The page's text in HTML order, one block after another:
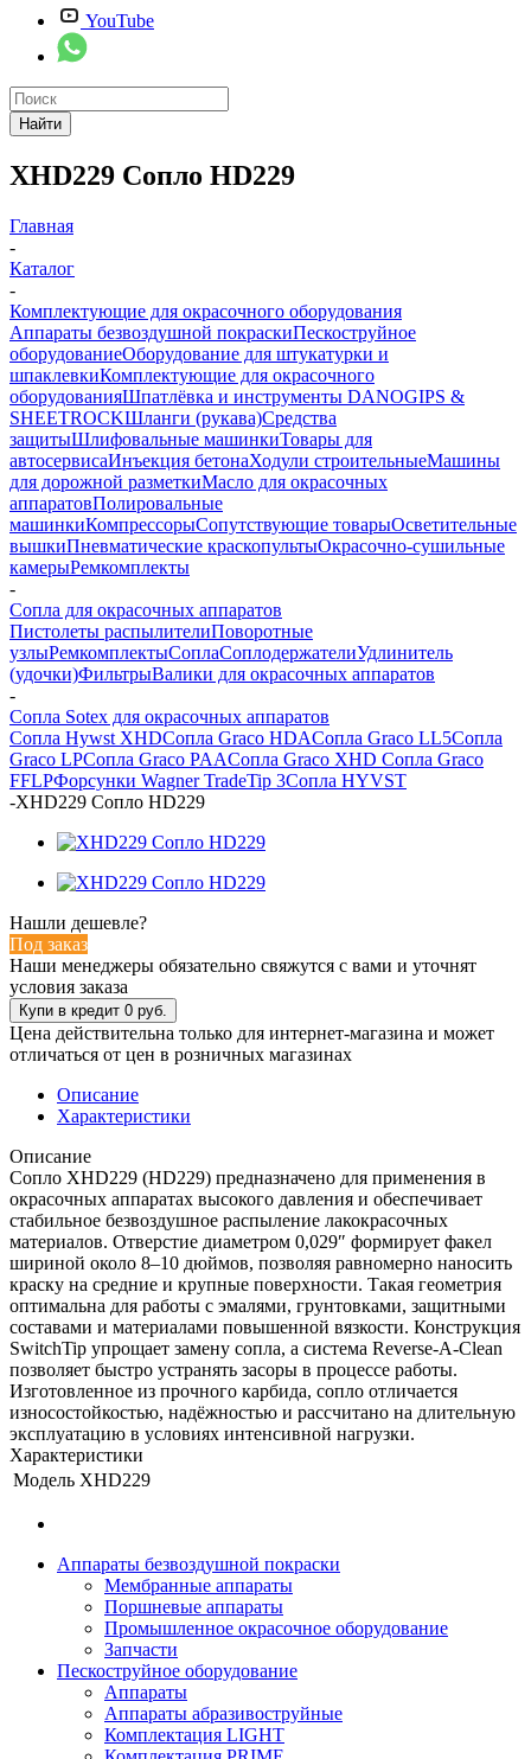
YouTube
Найти
XHD229 Сопло HD229
Главная
-
Каталог
-
Комплектующие для окрасочного оборудования
Аппараты безвоздушной покраскиПескоструйное
оборудованиеОборудование для штукатурки и
шпаклевкиКомплектующие для окрасочного
оборудованияШпатлёвка и инструменты DANOGIPS &
SHEETROCKШланги (рукава)Средства
защитыШлифовальные машинкиТовары для
автосервисаИнъекция бетонаХодули строительныеМашины
для дорожной разметкиМасло для окрасочных
аппаратовПолировальные
машинкиКомпрессорыСопутствующие товарыОсветительные
вышкиПневматические краскопультыОкрасочно-сушильные
камерыРемкомплекты
-
Сопла для окрасочных аппаратов
Пистолеты распылителиПоворотные
узлыРемкомплектыСоплаСоплодержателиУдлинитель
(удочки)ФильтрыВалики для окрасочных аппаратов
-
Сопла Sotex для окрасочных аппаратов
Сопла Hywst XHDСопла Graco HDAСопла Graco LL5Сопла
Graco LPСопла Graco PAAСопла Graco XHD Сопла Graco
FFLPФорсунки Wagner TradeTip 3Сопла HYVST
-XHD229 Сопло HD229
Нашли дешевле?
Под заказ
Наши менеджеры обязательно свяжутся с вами и уточнят
условия заказа
Цена действительна только для интернет-магазина и может
отличаться от цен в розничных магазинах
Описание
Характеристики
Описание
Сопло XHD229 (HD229) предназначено для применения в
окрасочных аппаратах высокого давления и обеспечивает
стабильное безвоздушное распыление лакокрасочных
материалов. Отверстие диаметром 0,029″ формирует факел
шириной около 8–10 дюймов, позволяя равномерно наносить
краску на средние и крупные поверхности. Такая геометрия
оптимальна для работы с эмалями, грунтовками, защитными
составами и материалами повышенной вязкости. Конструкция
SwitchTip упрощает замену сопла, а система Reverse-A-Clean
позволяет быстро устранять засоры в процессе работы.
Изготовленное из прочного карбида, сопло отличается
износостойкостью, надёжностью и рассчитано на длительную
эксплуатацию в условиях интенсивной нагрузки.
Характеристики
Модель XHD229
Аппараты безвоздушной покраски
Мембранные аппараты
Поршневые аппараты
Промышленное окрасочное оборудование
Запчасти
Пескоструйное оборудование
Аппараты
Аппараты абразивоструйные
Комплектация LIGHT